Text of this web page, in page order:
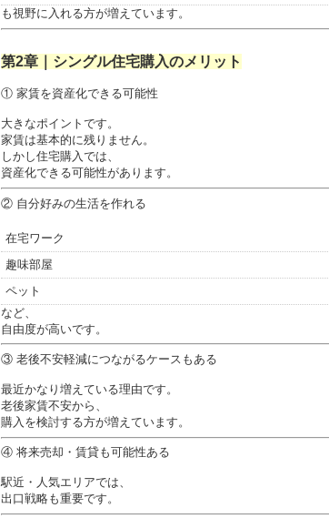
も視野に入れる方が増えています。
第2章｜シングル住宅購入のメリット
① 家賃を資産化できる可能性
大きなポイントです。
家賃は基本的に残りません。
しかし住宅購入では、
資産化できる可能性があります。
② 自分好みの生活を作れる
在宅ワーク
趣味部屋
ペット
など、
自由度が高いです。
③ 老後不安軽減につながるケースもある
最近かなり増えている理由です。
老後家賃不安から、
購入を検討する方が増えています。
④ 将来売却・賃貸も可能性ある
駅近・人気エリアでは、
出口戦略も重要です。